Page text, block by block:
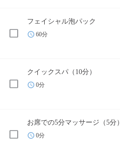
フェイシャル泡パック
60分
クイックスパ（10分）
0分
お席での5分マッサージ（5分）
0分